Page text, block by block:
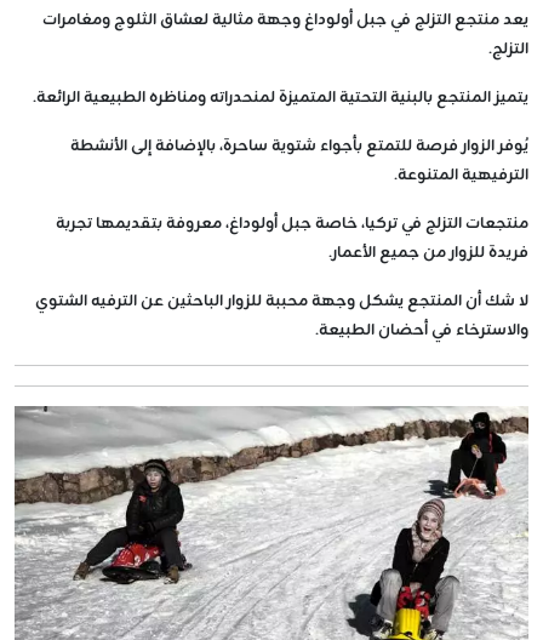
يعد منتجع التزلج في جبل أولوداغ وجهة مثالية لعشاق الثلوج ومغامرات
التزلج.
يتميز المنتجع بالبنية التحتية المتميزة لمنحدراته ومناظره الطبيعية الرائعة.
يُوفر الزوار فرصة للتمتع بأجواء شتوية ساحرة، بالإضافة إلى الأنشطة
الترفيهية المتنوعة.
منتجعات التزلج في تركيا، خاصة جبل أولوداغ، معروفة بتقديمها تجربة
فريدة للزوار من جميع الأعمار.
لا شك أن المنتجع يشكل وجهة محببة للزوار الباحثين عن الترفيه الشتوي
والاسترخاء في أحضان الطبيعة.